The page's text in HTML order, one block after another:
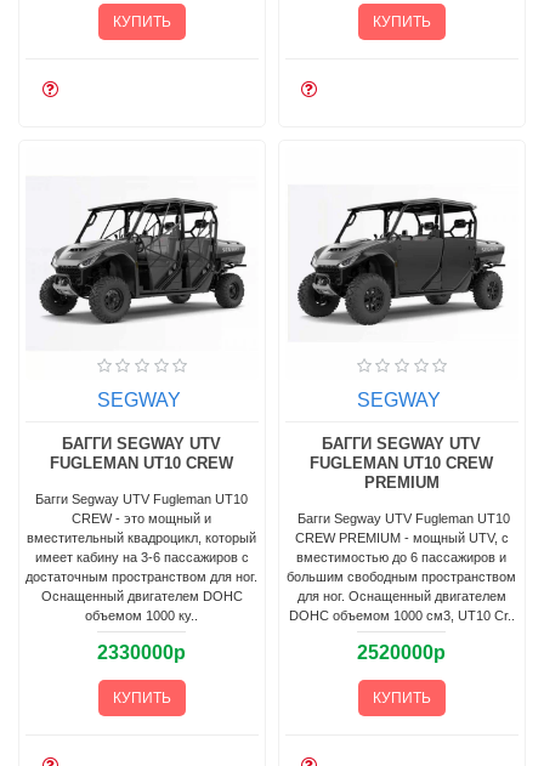
КУПИТЬ КУПИТЬ
SEGWAY
БАГГИ SEGWAY UTV
FUGLEMAN UT10 CREW
Багги Segway UTV Fugleman UT10
CREW - это мощный и
вместительный квадроцикл, который
имеет кабину на 3-6 пассажиров с
достаточным пространством для ног.
Оснащенный двигателем DOHC
объемом 1000 ку..
2330000р
КУПИТЬ
SEGWAY
БАГГИ SEGWAY UTV
FUGLEMAN UT10 CREW
PREMIUM
Багги Segway UTV Fugleman UT10
CREW PREMIUM - мощный UTV, с
вместимостью до 6 пассажиров и
большим свободным пространством
для ног. Оснащенный двигателем
DOHC объемом 1000 см3, UT10 Cr..
2520000р
КУПИТЬ